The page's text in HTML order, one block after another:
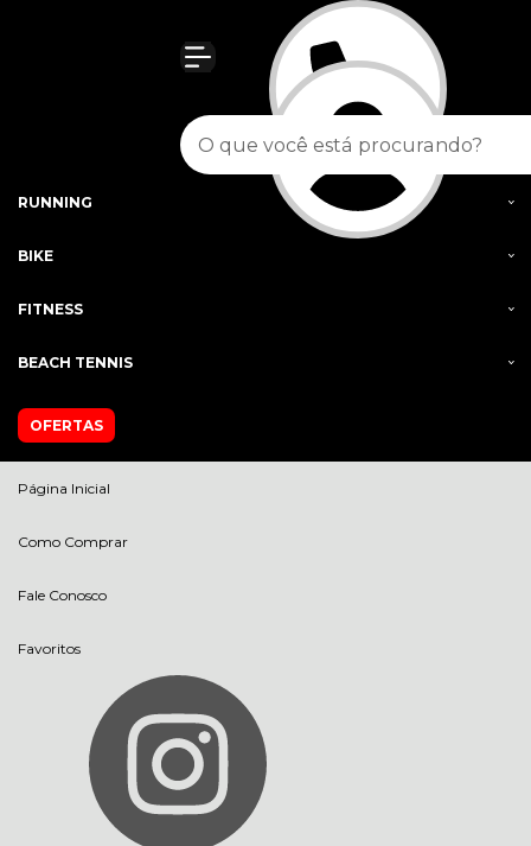
RUNNING
BIKE
FITNESS
BEACH TENNIS
OFERTAS
Página Inicial
Como Comprar
Fale Conosco
Favoritos